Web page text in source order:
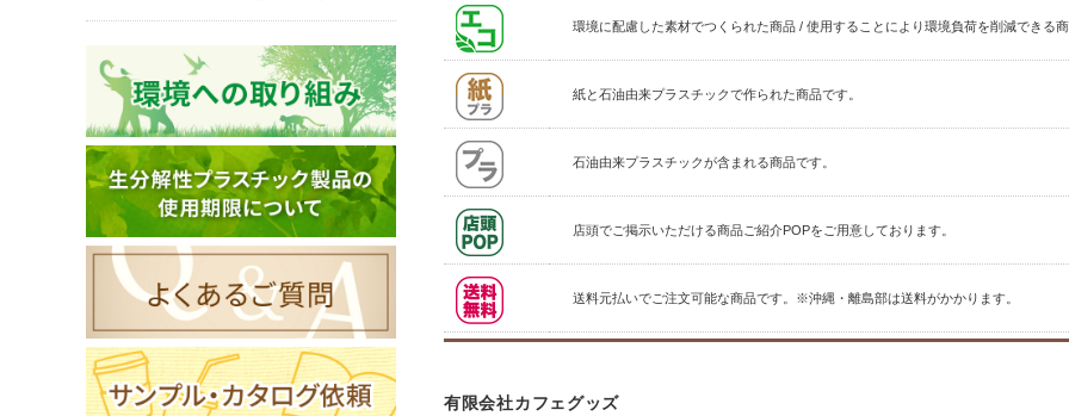
環境に配慮した素材でつくられた商品 / 使用することにより環境負荷を削減できる商
紙と石油由来プラスチックで作られた商品です。
石油由来プラスチックが含まれる商品です。
店頭でご掲示いただける商品ご紹介POPをご用意しております。
送料元払いでご注文可能な商品です。※沖縄・離島部は送料がかかります。
有限会社カフェグッズ